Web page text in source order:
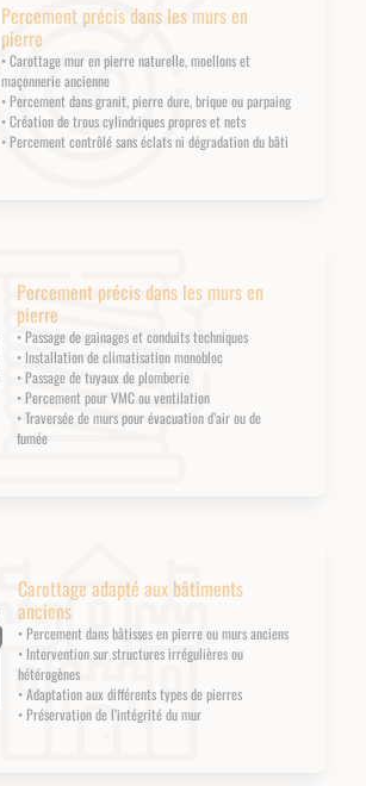
Percement précis dans les murs en
pierre
• Carottage mur en pierre naturelle, moellons et
maçonnerie ancienne
• Percement dans granit, pierre dure, brique ou parpaing
• Création de trous cylindriques propres et nets
• Percement contrôlé sans éclats ni dégradation du bâti
Percement précis dans les murs en
pierre
• Passage de gainages et conduits techniques
• Installation de climatisation monobloc
• Passage de tuyaux de plomberie
• Percement pour VMC ou ventilation
• Traversée de murs pour évacuation d’air ou de
fumée
Carottage adapté aux bâtiments
anciens
• Percement dans bâtisses en pierre ou murs anciens
• Intervention sur structures irrégulières ou
hétérogènes
• Adaptation aux différents types de pierres
• Préservation de l’intégrité du mur